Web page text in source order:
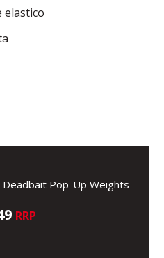
elastico
Pop-Up Weights
RRP